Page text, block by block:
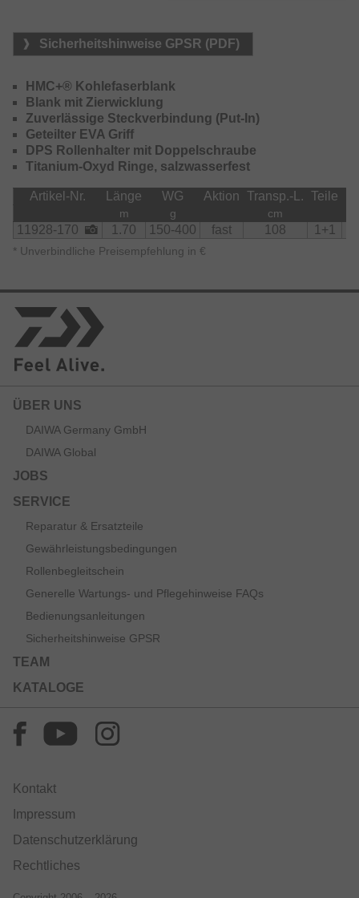
genau die Eigenschaften auf, um Jigs während dem
Angeln ideal zu beschleunigen und kampfstarke Fische im
Der ideale Begleiter auf Amberjack!
Sicherheitshinweise GPSR (PDF)
HMC+® Kohlefaserblank
Blank mit Zierwicklung
Zuverlässige Steckverbindung (Put-In)
Geteilter EVA Griff
DPS Rollenhalter mit Doppelschraube
Titanium-Oxyd Ringe, salzwasserfest
Artikel-Nr. Länge WG Aktion Transp.-L. Teile
m g cm
11928-170 1.70 150-400 fast 108 1+1
* Unverbindliche Preisempfehlung in €
ÜBER UNS
DAIWA Germany GmbH
DAIWA Global
JOBS
SERVICE
Reparatur & Ersatzteile
Gewährleistungsbedingungen
Rollenbegleitschein
Generelle Wartungs- und Pflegehinweise FAQs
Bedienungsanleitungen
Sicherheitshinweise GPSR
TEAM
KATALOGE
Kontakt
Impressum
Datenschutzerklärung
Rechtliches